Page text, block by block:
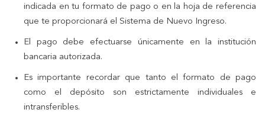
indicada en tu formato de pago o en la hoja de referencia
que te proporcionará el Sistema de Nuevo Ingreso.
El pago debe efectuarse únicamente en la institución
bancaria autorizada.
Es importante recordar que tanto el formato de pago
como el depósito son estrictamente individuales e
intransferibles.